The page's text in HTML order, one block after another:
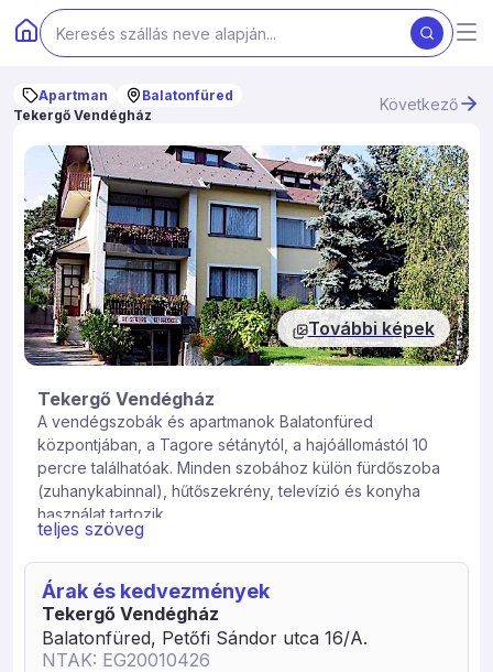
Apartman
Balatonfüred
Tekergő Vendégház
Következő
További képek
Tekergő Vendégház
A vendégszobák és apartmanok Balatonfüred
központjában, a Tagore sétánytól, a hajóállomástól 10
percre találhatóak. Minden szobához külön fürdőszoba
(zuhanykabinnal), hűtőszekrény, televízió és konyha
használat tartozik.
teheti kellemessé nyaralását. Teniszpálya szintén itt
található. A híres balatonfüredi sétány könnyű 15 perces
sétával elérhető. A strand a vendégháztól 15 percre van
gyalogosan. Főszezonban a 4 éjszakánál rövidebb
teljes szöveg
Árak és kedvezmények
Tekergő Vendégház
Balatonfüred, Petőfi Sándor utca 16/A.
NTAK: EG20010426